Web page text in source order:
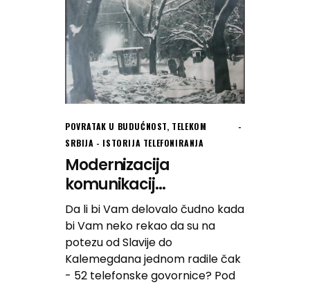
POVRATAK U BUDUĆNOST, TELEKOM
SRBIJA - ISTORIJA TELEFONIRANJA
Modernizacija
komunikacij...
Da li bi Vam delovalo čudno kada
bi Vam neko rekao da su na
potezu od Slavije do
Kalemegdana jednom radile čak
- 52 telefonske govornice? Pod